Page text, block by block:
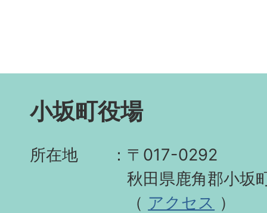
小坂町役場
所在地
〒017-0292
秋田県鹿角郡小坂
（ アクセス ）